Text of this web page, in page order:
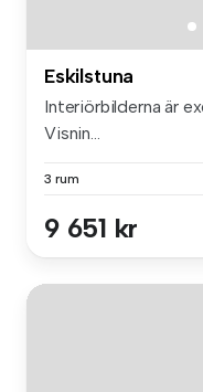
Eskilstuna
Interiörbilderna är
Visnin...
3 rum
9 651 kr